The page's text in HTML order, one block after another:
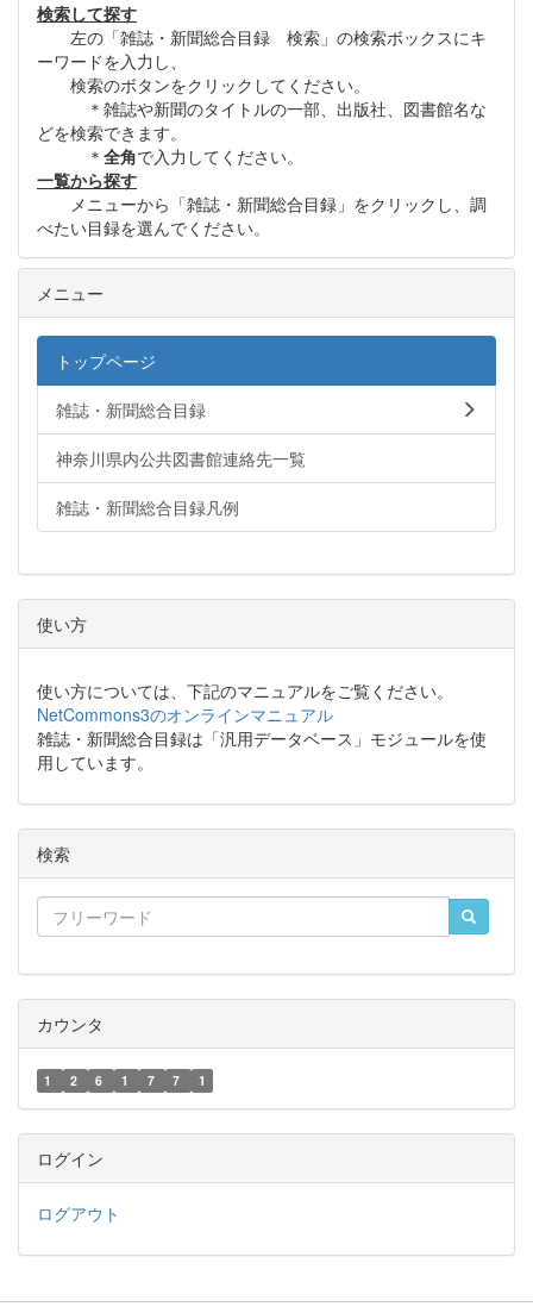
検索して探す
左の「雑誌・新聞総合目録 検索」の検索ボックスにキ
ーワードを入力し、
検索のボタンをクリックしてください。
＊雑誌や新聞のタイトルの一部、出版社、図書館名な
どを検索できます。
＊ 全角で入力してください。
一覧から探す
メニューから「雑誌・新聞総合目録」をクリックし、調
べたい目録を選んでください。
メニュー
トップページ
雑誌・新聞総合目録
神奈川県内公共図書館連絡先一覧
雑誌・新聞総合目録凡例
使い方
使い方については、下記のマニュアルをご覧ください。
NetCommons3のオンラインマニュアル
雑誌・新聞総合目録は「汎用データベース」モジュールを使
用しています。
検索
カウンタ
1 2 6 1 7 7 1
ログイン
ログアウト